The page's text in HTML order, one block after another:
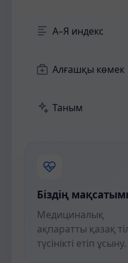
А–Я индекс
Алғашқы көмек
Таным
Біздің
Медициналық
ақпаратты қазақ
түсінікті етіп ұсыну.